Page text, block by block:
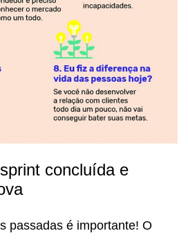
concluída e
passadas é importante! O